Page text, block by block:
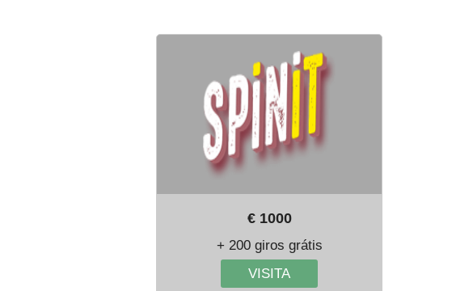
€ 1000
+ 200 giros grátis
VISITA